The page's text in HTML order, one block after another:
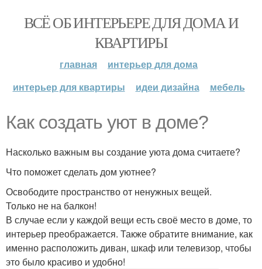
ВСЁ ОБ ИНТЕРЬЕРЕ ДЛЯ ДОМА И
КВАРТИРЫ
главная
интерьер для дома
интерьер для квартиры
идеи дизайна мебель
Как создать уют в доме?
Насколько важным вы создание уюта дома считаете?
Что поможет сделать дом уютнее?
Освободите пространство от ненужных вещей.
Только не на балкон!
В случае если у каждой вещи есть своё место в доме, то
интерьер преображается. Также обратите внимание, как
именно расположить диван, шкаф или телевизор, чтобы
это было красиво и удобно!